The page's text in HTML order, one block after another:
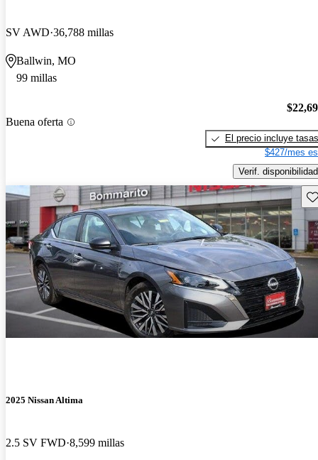
SV AWD 36,788 millas
Ballwin, MO
99 millas
Buena oferta
El precio incluye tasas
$427/mes
Verif. disponibilidad
2025 Nissan Altima
2.5 SV FWD 8,599 millas